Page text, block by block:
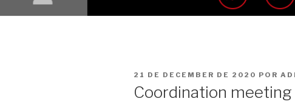
PUBLICADO
EN
21 DE DECEMBER DE 2020 POR
Coordination